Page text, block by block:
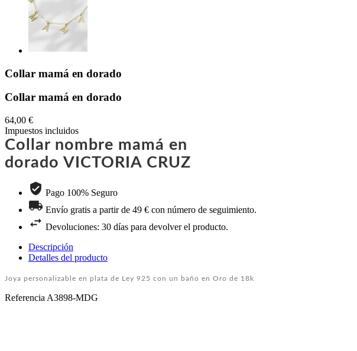
Collar mamá en dorado
Collar mamá en dorado
64,00 €
Impuestos incluidos
Collar nombre mamá en
dorado VICTORIA CRUZ
Pago 100% Seguro
Envío gratis a partir de 49 € con número de seguimiento.
Devoluciones: 30 días para devolver el producto.
Descripción
Detalles del producto
Joya personalizable en plata de Ley 925 con un baño en Oro de 18k
Referencia A3898-MDG